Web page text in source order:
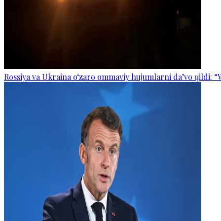
Rossiya va Ukraina o‘zaro ommaviy hujumlarni da’vo qildi: